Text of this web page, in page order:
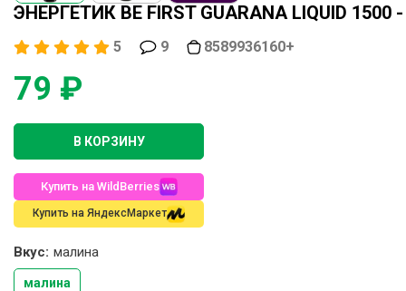
ЭНЕРГЕТИК BE FIRST GUARANA LIQUID
5 9 8589936160+
79 ₽
В КОРЗИНУ
Купить на WildBerries
Купить на ЯндексМаркет
Вкус: малина
малина